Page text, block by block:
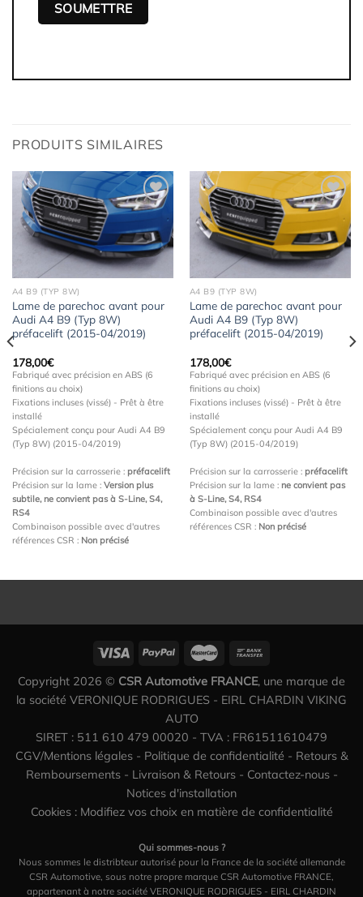
PRODUITS SIMILAIRES
Ajouter
à la
wishlist
A4 B9 (TYP 8W)
Lame de parechoc avant pour
Audi A4 B9 (Typ 8W)
préfacelift (2015-04/2019)
178,00€
Fabriqué avec précision en ABS (6
finitions au choix)
Fixations incluses (vissé) - Prêt à être
installé
Spécialement conçu pour Audi A4 B9
(Typ 8W) (2015-04/2019)
Précision sur la carrosserie : préfacelift
Précision sur la lame : Version plus
subtile, ne convient pas à S-Line, S4,
RS4
Combinaison possible avec d'autres
références CSR : Non précisé
Ajouter
à la
wishlist
A4 B9 (TYP 8W)
Lame de parechoc avant pour
Audi A4 B9 (Typ 8W)
préfacelift (2015-04/2019)
178,00€
Fabriqué avec précision en ABS (6
finitions au choix)
Fixations incluses (vissé) - Prêt à être
installé
Spécialement conçu pour Audi A4 B9
(Typ 8W) (2015-04/2019)
Précision sur la carrosserie : préfacelift
Précision sur la lame : ne convient pas
à S-Line, S4, RS4
Combinaison possible avec d'autres
références CSR : Non précisé
Copyright 2026 © CSR Automotive FRANCE, une marque de
la société VERONIQUE RODRIGUES - EIRL CHARDIN VIKING
AUTO
SIRET : 511 610 479 00020 - TVA : FR61511610479
CGV/Mentions légales- Politique de confidentialité - Retours &
Remboursements- Livraison & Retours- Contactez-nous-
Notices d'installation
Cookies : Modifiez vos choix en matière de confidentialité
Qui sommes-nous ?
Nous sommes le distribteur autorisé pour la France de la société allemande
CSR Automotive, sous notre propre marque CSR Automotive FRANCE,
appartenant à notre société VERONIQUE RODRIGUES - EIRL CHARDIN